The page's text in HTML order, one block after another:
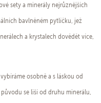
sety a minerály nejrůznějších
bavlněném pytlíčku, jež
a krystalech dovědět více,
osobně a s láskou od
se liší od druhu minerálu,